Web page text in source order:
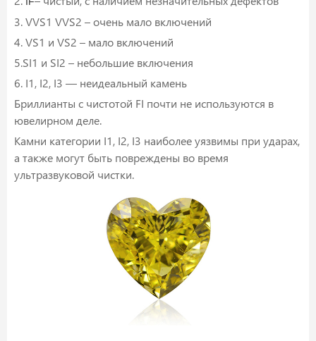
3. VVS1 VVS2 – очень мало включений
4. VS1 и VS2 – мало включений
5.SI1 и SI2 – небольшие включения
6. I1, I2, I3 — неидеальный камень
Бриллианты с чистотой FI почти не используются в
ювелирном деле.
Камни категории I1, I2, I3 наиболее уязвимы при ударах,
а также могут быть повреждены во время
ультразвуковой чистки.